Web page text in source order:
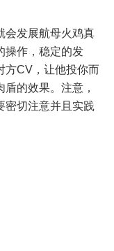
会发展航母火鸡真
操作，稳定的发
方CV，让他投你而
的效果。注意，
密切注意并且实践